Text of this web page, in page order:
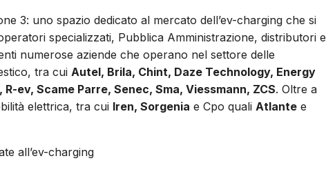
3: uno spazio dedicato al mercato dell’ev-charging che si
specializzati, Pubblica Amministrazione, distributori e
numerose aziende che operano nel settore delle
tra cui Autel, Brila, Chint, Daze Technology, Energy
ev, Scame Parre, Senec, Sma, Viessmann, ZCS. Oltre a
elettrica, tra cui Iren, Sorgenia e Cpo quali Atlante e
all’ev-charging